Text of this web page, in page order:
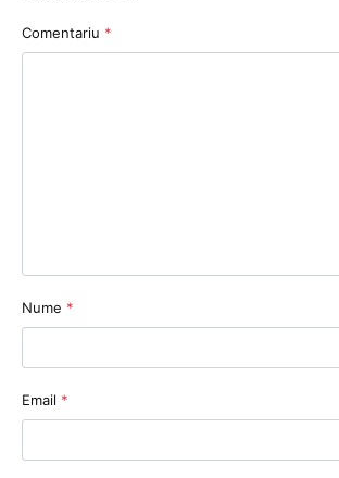
Comentariu *
Nume *
Email *